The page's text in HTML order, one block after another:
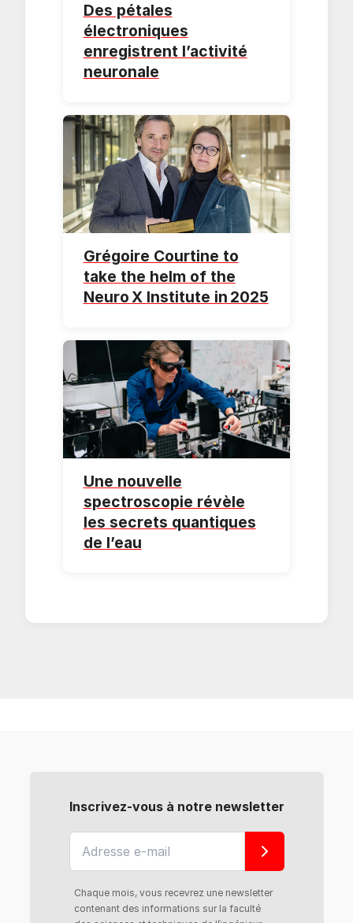
Des pétales
électroniques
enregistrent l’activité
neuronale
Grégoire Courtine to
take the helm of the
Neuro X Institute in 2025
Une nouvelle
spectroscopie révèle
les secrets quantiques
de l’eau
Inscrivez-vous à notre newsletter
Chaque mois, vous recevrez une newsletter
contenant des informations sur la faculté